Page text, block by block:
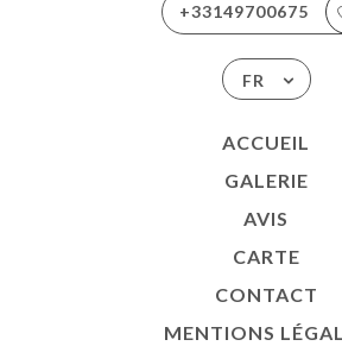
+33149700675
FR
ACCUEIL
GALERIE
AVIS
CARTE
CONTACT
MENTIONS